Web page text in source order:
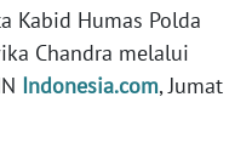
Kabid Humas Polda
Chandra melalui
Indonesia.com, Jumat